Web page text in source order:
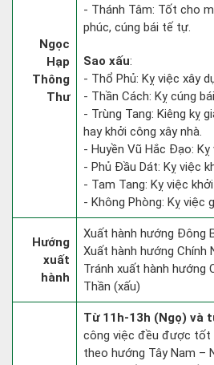
Ngọc
Hạp
Thông
Thư
- Thánh Tâm: Tốt cho
phúc, cúng bái tế tự.
Sao xấu:
- Thổ Phủ: Kỵ việc xây
- Thần Cách: Kỵ cúng
- Trùng Tang: Kiêng kỵ
hay khởi công xây nhà.
- Huyền Vũ Hắc Đạo:
- Phủ Đầu Dát: Kỵ việc
- Tam Tang: Kỵ việc
- Không Phòng: Kỵ việc
Hướng
xuất
hành
Xuất hành hướng Đông
Xuất hành hướng Chính
Tránh xuất hành hướng
Thần (xấu)
Từ 11h-13h (Ngọ) và
công việc đều được tốt
theo hướng Tây Nam –